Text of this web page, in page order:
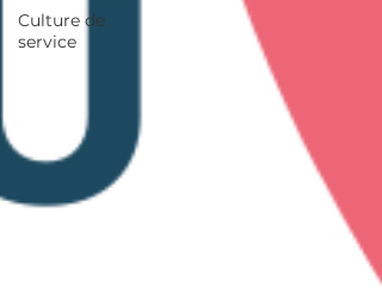
Culture de
service